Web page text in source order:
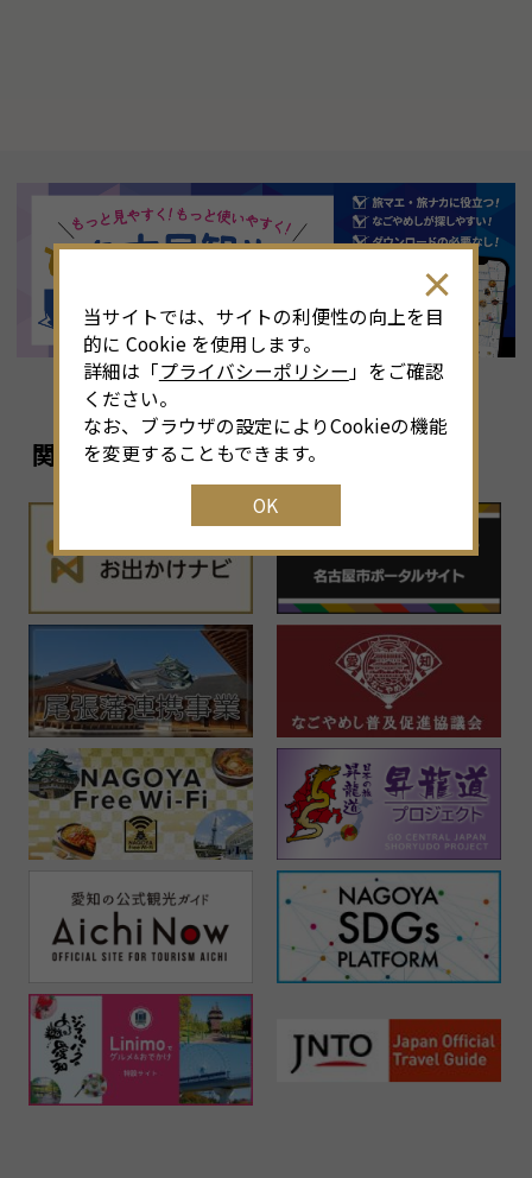
関連リンク
当サイトでは、サイトの利便性の向上を目
的に Cookie を使用します。
詳細は「プライバシーポリシー 」をご確認
ください。
なお、ブラウザの設定によりCookieの機能
を変更することもできます。
OK